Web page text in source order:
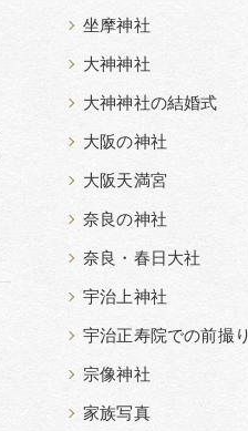
坐摩神社
大神神社
大神神社の結婚式
大阪の神社
大阪天満宮
奈良の神社
奈良・春日大社
宇治上神社
宇治正寿院での前撮り
宗像神社
家族写真